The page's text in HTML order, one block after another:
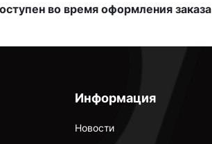
во время оформления заказа
Информация
Новости